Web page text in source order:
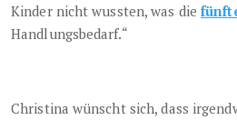
Kinder nicht wussten, was die
Handlungsbedarf.“
Christina wünscht sich, dass